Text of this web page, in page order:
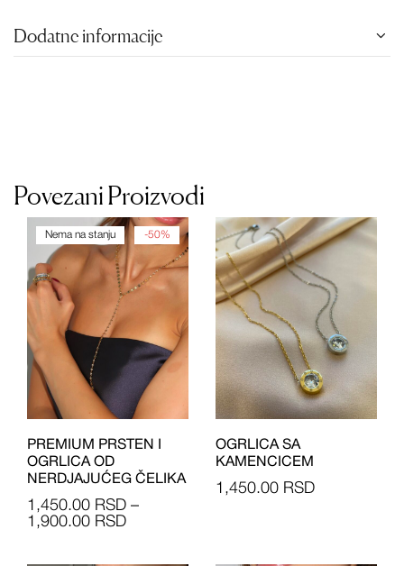
Dodatne informacije
Povezani Proizvodi
-50%
Nema na stanju
PREMIUM PRSTEN I
OGRLICA OD
NERDJAJUĆEG ČELIKA
1,450.00 RSD –
1,900.00 RSD
OGRLICA SA
KAMENCICEM
1,450.00 RSD